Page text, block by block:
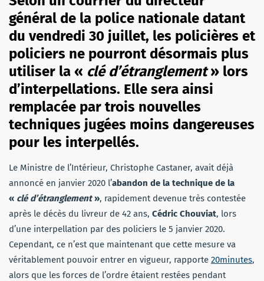
général de la police nationale datant
du vendredi 30 juillet, les policières et
policiers ne pourront désormais plus
utiliser la « clé d’étranglement» lors
d’interpellations. Elle sera ainsi
remplacée par trois nouvelles
techniques jugées moins dangereuses
pour les interpellés.
Le Ministre de l’Intérieur, Christophe Castaner, avait déjà
annoncé en janvier 2020 l’abandon de la technique de la
« clé d’étranglement», rapidement devenue très contestée
après le décès du livreur de 42 ans, Cédric Chouviat, lors
d’une interpellation par des policiers le 5 janvier 2020.
Cependant, ce n’est que maintenant que cette mesure va
véritablement pouvoir entrer en vigueur, rapporte 20minutes,
alors que les forces de l’ordre étaient restées pendant